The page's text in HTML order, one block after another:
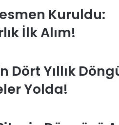
Kuruldu:
İlk Alım!
Dört Yıllık
Yolda!